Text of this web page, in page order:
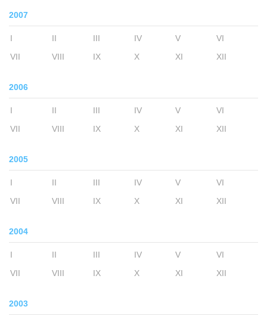
2007
I II III IV V
VI
VII
VIII IX X XI XII
2006
I II III IV V
VI
VII
VIII IX X XI XII
2005
I II III IV V
VI
VII
VIII IX X XI XII
2004
I II III IV V
VI
VII
VIII IX X XI XII
2003